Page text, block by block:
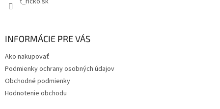
INFORMÁCIE PRE VÁS
Ako nakupovať
Podmienky ochrany osobných údajov
Obchodné podmienky
Hodnotenie obchodu